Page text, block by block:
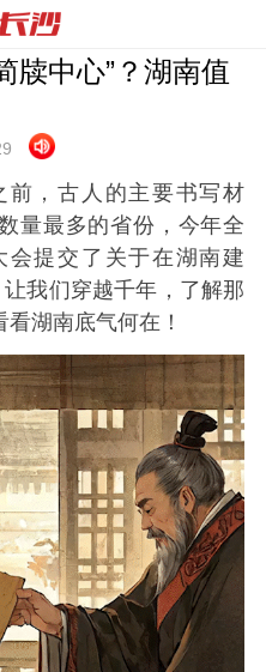
牍中心”？湖南值
，古人的主要书写材
量最多的省份，今年全
会提交了关于在湖南建
我们穿越千年，了解那
湖南底气何在！